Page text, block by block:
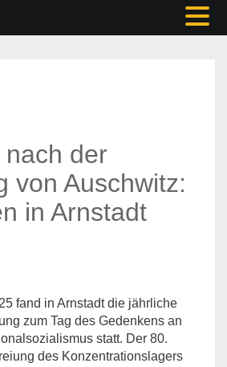
der
von Auschwitz:
in Arnstadt
fand in Arnstadt die jährliche
zum Tag des Gedenkens an
statt. Der 80.
des Konzentrationslagers